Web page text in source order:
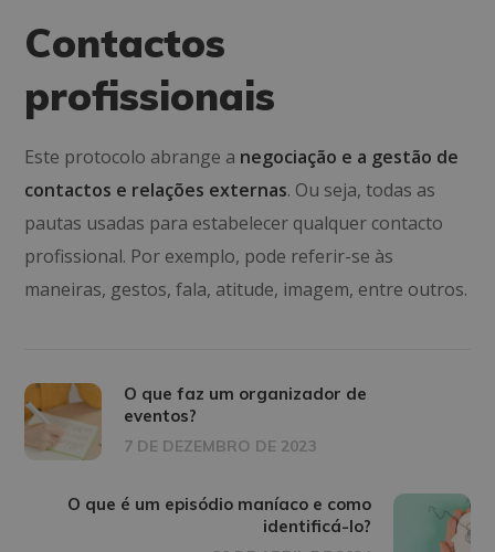
Contactos
profissionais
Este protocolo abrange a negociação e a gestão de
contactos e relações externas. Ou seja, todas as
pautas usadas para estabelecer qualquer contacto
profissional. Por exemplo, pode referir-se às
maneiras, gestos, fala, atitude, imagem, entre outros.
O que faz um organizador de
eventos?
7 DE DEZEMBRO DE 2023
O que é um episódio maníaco e como
identificá-lo?